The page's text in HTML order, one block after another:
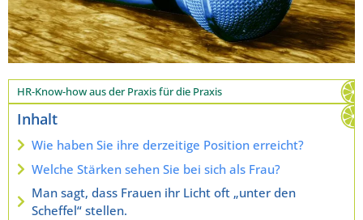
HR-Know-how aus der Praxis für die Praxis
Inhalt
Wie haben Sie ihre derzeitige Position erreicht?
Welche Stärken sehen Sie bei sich als Frau?
Man sagt, dass Frauen ihr Licht oft „unter den
Scheffel“ stellen.